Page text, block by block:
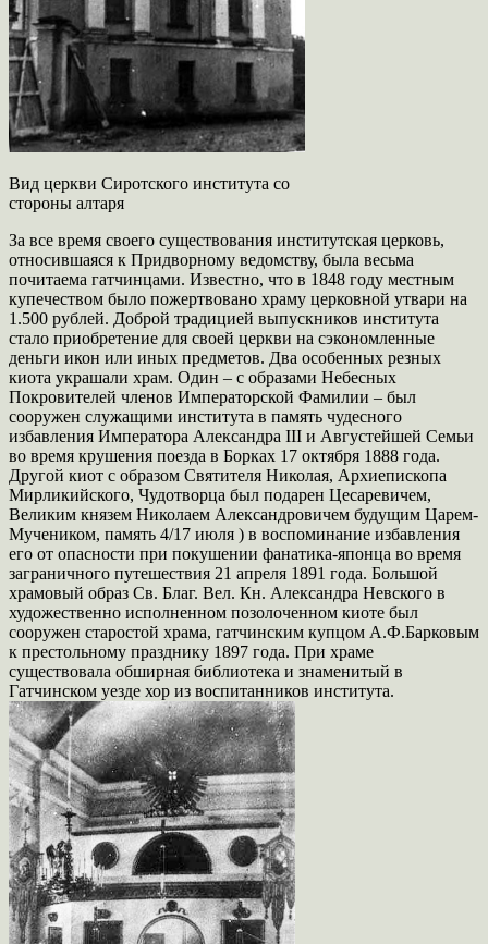
Вид церкви Сиротского института со
стороны алтаря
За все время своего существования институтская церковь,
относившаяся к Придворному ведомству, была весьма
почитаема гатчинцами. Известно, что в 1848 году местным
купечеством было пожертвовано храму церковной утвари на
1.500 рублей. Доброй традицией выпускников института
стало приобретение для своей церкви на сэкономленные
деньги икон или иных предметов. Два особенных резных
киота украшали храм. Один – с образами Небесных
Покровителей членов Императорской Фамилии – был
сооружен служащими института в память чудесного
избавления Императора Александра III и Августейшей Семьи
во время крушения поезда в Борках 17 октября 1888 года.
Другой киот с образом Святителя Николая, Архиепископа
Мирликийского, Чудотворца был подарен Цесаревичем,
Великим князем Николаем Александровичем будущим Царем-
Мучеником, память 4/17 июля ) в воспоминание избавления
его от опасности при покушении фанатика-японца во время
заграничного путешествия 21 апреля 1891 года. Большой
храмовый образ Св. Благ. Вел. Кн. Александра Невского в
художественно исполненном позолоченном киоте был
сооружен старостой храма, гатчинским купцом А.Ф.Барковым
к престольному празднику 1897 года. При храме
существовала обширная библиотека и знаменитый в
Гатчинском уезде хор из воспитанников института.